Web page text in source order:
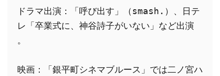
ドラマ出演：「呼び出す」（smash.）、日テ
レ「卒業式に、神谷詩子がいない」など出演
。
映画：「銀平町シネマブルース」では二ノ宮ハ